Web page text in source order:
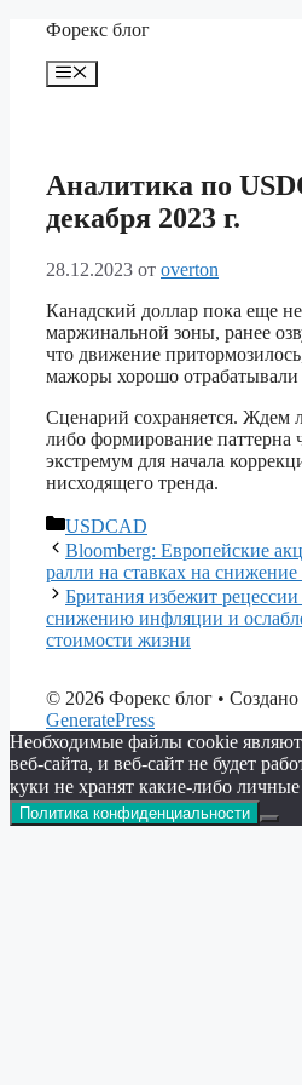
Перейти
содержимому
Форекс блог
Меню
Аналитика по
декабря 2023 г.
28.12.2023 от overton
Канадский доллар пока еще
маржинальной зоны, ранее
что движение
мажоры хорошо отрабатывали
Сценарий сохраняется. Ждем
либо формирование паттерна
экстремум для начала
нисходящего тренда.
Рубрики
USDCAD
Bloomberg: Европейские
ралли на ставках на
Британия избежит
снижению инфляции и
стоимости жизни
© 2026 Форекс блог •
GeneratePress
Необходимые файлы cookie
веб-сайта, и веб-сайт не будет
куки не хранят какие-либо
Политика конфиденциальности